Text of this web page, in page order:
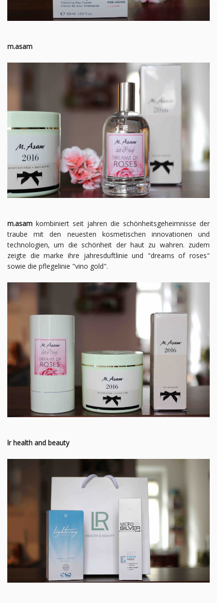
m.asam
m.asam kombiniert seit jahren die schönheitsgeheimnisse der
traube mit den neuesten kosmetischen innovationen und
technologien, um die schönheit der haut zu wahren. zudem
zeigte die marke ihre jahresduftlinie und "dreams of roses"
sowie die pflegelinie "vino gold".
lr health and beauty